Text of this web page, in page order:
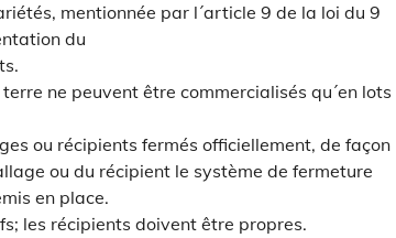
mentionnée par l´article 9 de la loi du 9
du
ne peuvent être commercialisés qu´en lots
ou récipients fermés officiellement, de façon
ou du récipient le système de fermeture
en place.
les récipients doivent être propres.